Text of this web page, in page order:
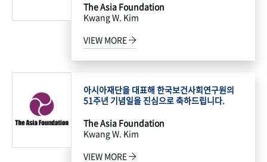
The Asia Foundation
Kwang W. Kim
VIEW MORE
아시아재단을 대표해 한국보건사회연구원의
51주년 기념일을 진심으로 축하드립니다.
The Asia Foundation
Kwang W. Kim
VIEW MORE